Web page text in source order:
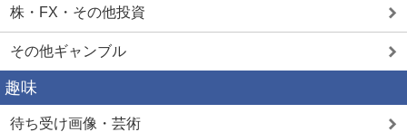
株・FX・その他投資
その他ギャンブル
趣味
待ち受け画像・芸術